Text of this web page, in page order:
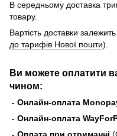
В середньому доставка
товару.
Вартість доставки
до тарифів Нової пошти).
Ви можете оплатити
чином:
- Онлайн-оплата
- Онлайн-оплата